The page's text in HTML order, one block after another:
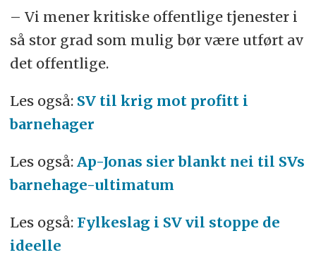
– Vi mener kritiske offentlige tjenester i
så stor grad som mulig bør være utført av
det offentlige.
Les også: SV til krig mot profitt i
barnehager
Les også: Ap-Jonas sier blankt nei til SVs
barnehage-ultimatum
Les også: Fylkeslag i SV vil stoppe de
ideelle